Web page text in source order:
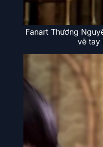
Fanart Thương
vẽ tay